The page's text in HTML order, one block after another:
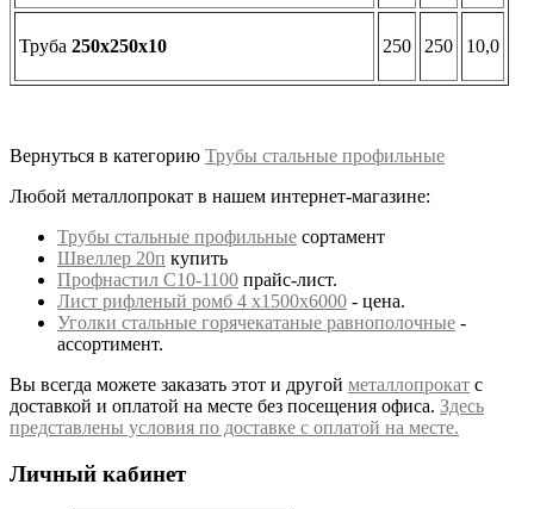
Труба 250х250х10 250 250 10,0
Вернуться в категорию Трубы стальные профильные
Любой металлопрокат в нашем интернет-магазине:
Трубы стальные профильные сортамент
Швеллер 20п купить
Профнастил С10-1100 прайс-лист.
Лист рифленый ромб 4 х1500х6000 - цена.
Уголки стальные горячекатаные равнополочные -
ассортимент.
Вы всегда можете заказать этот и другой металлопрокат с
доставкой и оплатой на месте без посещения офиса. Здесь
представлены условия по доставке с оплатой на месте.
Личный кабинет